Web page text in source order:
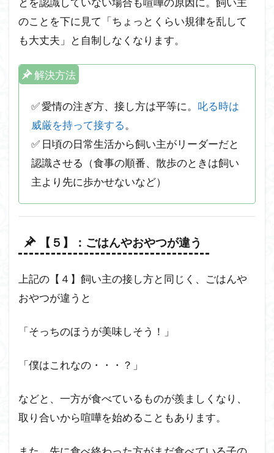
のことを下に見て「ちょっとくらい規律を乱して
も大丈夫」と自制しなくなります。
解決方法
✅ 愛情の注ぎ方、接し方は平等に。 叱る時は
威厳を持って接する。
✅ 日頃の日常生活から飼い主がリーダーだと
認識させる（食事の順番、散歩のときは飼い
主より先に歩かせないなど）
【５】：ごはんやおやつが違う
上記の【４】飼い主の接し方と同じく、ごはんや
おやつが違うと
「そっちのほうが美味しそう！」
「僕はこれなの・・・？」
などと、一方が食べているものが羨ましくなり、
取り合いから喧嘩を始めることもあります。